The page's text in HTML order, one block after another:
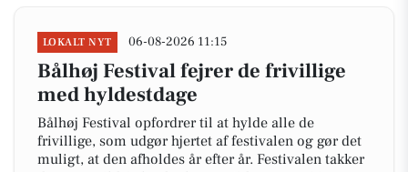
LOKALT NYT 06-08-2026 11:15
Bålhøj Festival fejrer de frivillige
med hyldestdage
Bålhøj Festival opfordrer til at hylde alle de
frivillige, som udgør hjertet af festivalen og gør det
muligt, at den afholdes år efter år. Festivalen takker